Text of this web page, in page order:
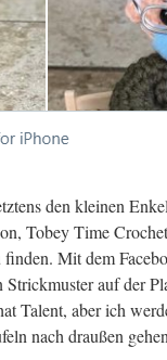
den kleinen
Tobey Time
finden. Mit dem
Strickmuster auf der
Talent, aber ich
nach draußen